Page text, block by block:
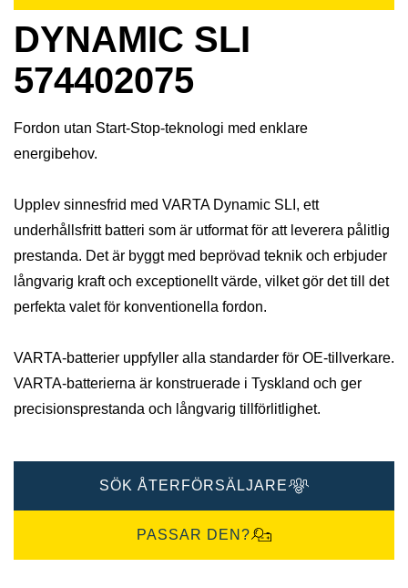
DYNAMIC SLI
574402075
Fordon utan Start-Stop-teknologi med enklare
energibehov.
Upplev sinnesfrid med VARTA Dynamic SLI, ett
underhållsfritt batteri som är utformat för att leverera pålitlig
prestanda. Det är byggt med beprövad teknik och erbjuder
långvarig kraft och exceptionellt värde, vilket gör det till det
perfekta valet för konventionella fordon.
VARTA-batterier uppfyller alla standarder för OE-tillverkare.
VARTA-batterierna är konstruerade i Tyskland och ger
precisionsprestanda och långvarig tillförlitlighet.
SÖK ÅTERFÖRSÄLJARE
PASSAR DEN?